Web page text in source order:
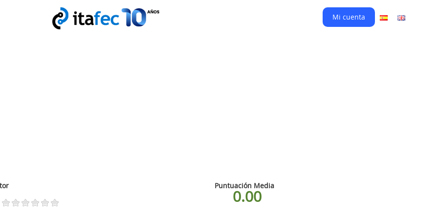
Mi cuenta
Puntuación Media
0.00